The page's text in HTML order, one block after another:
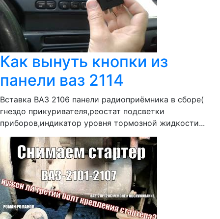
Как вынуть кнопки из
панели ваз 2114
Вставка ВАЗ 2106 панели радиоприёмника в сборе(
гнездо прикуривателя,реостат подсветки
приборов,индикатор уровня тормозной жидкости...